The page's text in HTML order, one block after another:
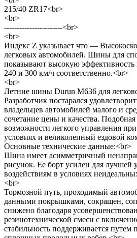
215/40 ZR17<br>
<br>
-----------------------<br>
<br>
Индекс Z указывает что —
легковых автомобилей. Шины для
показывают высокую эффективность
240 и 300 км/ч соответственно.<br>
<br>
Летние шины Durun M636 для
Разработчик постарался
владельцев автомобилей малого и
сочетание цены и качества. Подобная
возможности легкого управления
условиях и великолепный ездовой
Основные технические данные:<br>
Шина имеет асимметричный
рисунок. Ее борт усилен для лучшей
воздействиям в условиях
<br>
Тормозной путь, проходимый
данными покрышками, сокращен,
снижено благодаря
резинотехнической смеси с
стабильность поддерживается путем